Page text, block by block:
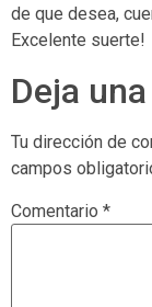
de que desea,
Excelente suerte!
Deja
Tu dirección de
campos
Comentario *